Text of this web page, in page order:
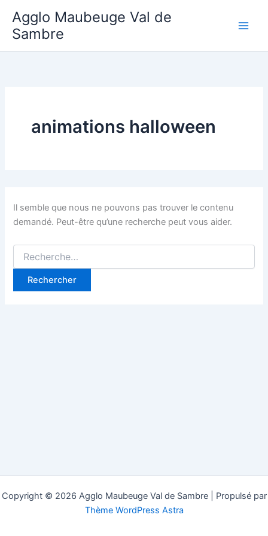
contenu
Agglo Maubeuge Val de
Sambre
animations halloween
Il semble que nous ne pouvons pas trouver le contenu
demandé. Peut-être qu’une recherche peut vous aider.
Rechercher :
Copyright © 2026 Agglo Maubeuge Val de Sambre | Propulsé par
Thème WordPress Astra